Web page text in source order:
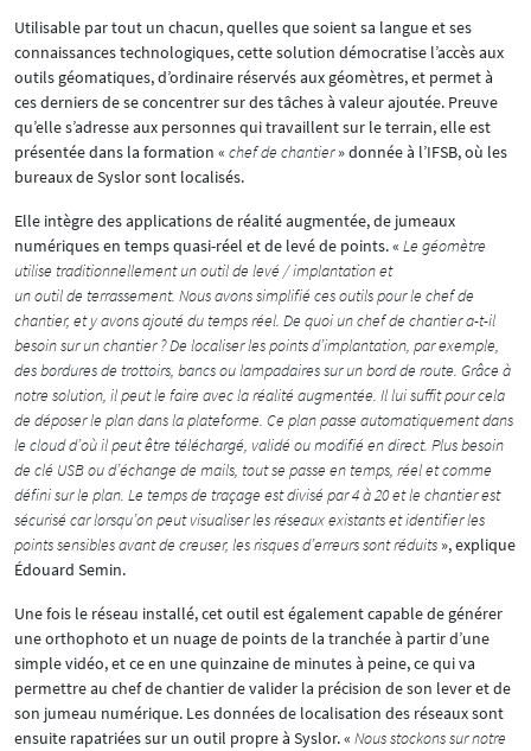
Utilisable par tout un chacun, quelles que soient sa langue et ses
connaissances technologiques, cette solution démocratise l’accès aux
outils géomatiques, d’ordinaire réservés aux géomètres, et permet à
ces derniers de se concentrer sur des tâches à valeur ajoutée. Preuve
qu’elle s’adresse aux personnes qui travaillent sur le terrain, elle est
présentée dans la formation « chef de chantier» donnée à l’IFSB, où les
bureaux de Syslor sont localisés.
Elle intègre des applications de réalité augmentée, de jumeaux
numériques en temps quasi-réel et de levé de points. « Le géomètre
utilise traditionnellement un outil de levé / implantation et
un outil de terrassement. Nous avons simplifié ces outils pour le chef de
chantier, et y avons ajouté du temps réel. De quoi un chef de chantier a-t-il
besoin sur un chantier ? De localiser les points d’implantation, par exemple,
des bordures de trottoirs, bancs ou lampadaires sur un bord de route. Grâce à
notre solution, il peut le faire avec la réalité augmentée. Il lui suffit pour cela
de déposer le plan dans la plateforme. Ce plan passe automatiquement dans
le cloud d’où il peut être téléchargé, validé ou modifié en direct. Plus besoin
de clé USB ou d’échange de mails, tout se passe en temps, réel et comme
défini sur le plan. Le temps de traçage est divisé par 4 à 20 et le chantier est
sécurisé car lorsqu’on peut visualiser les réseaux existants et identifier les
points sensibles avant de creuser, les risques d’erreurs sont réduits », explique
Édouard Semin.
Une fois le réseau installé, cet outil est également capable de générer
une orthophoto et un nuage de points de la tranchée à partir d’une
simple vidéo, et ce en une quinzaine de minutes à peine, ce qui va
permettre au chef de chantier de valider la précision de son lever et de
son jumeau numérique. Les données de localisation des réseaux sont
ensuite rapatriées sur un outil propre à Syslor. « Nous stockons sur notre